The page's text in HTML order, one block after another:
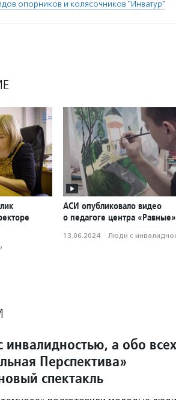
опорников и колясочников "Инватур"
АСИ опубликовало видео
о педагоге центра «Равные»
13.06.2024 · Люди с
а обо всех
Перспектива»
спектакль